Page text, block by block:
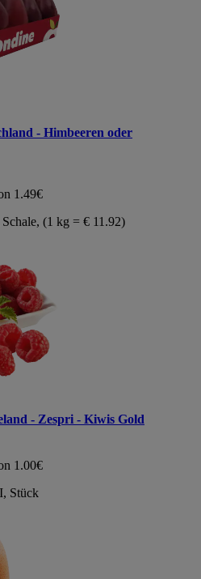
- Himbeeren oder
1.49€
(1 kg = € 11.92)
- Zespri - Kiwis Gold
1.00€
Stück